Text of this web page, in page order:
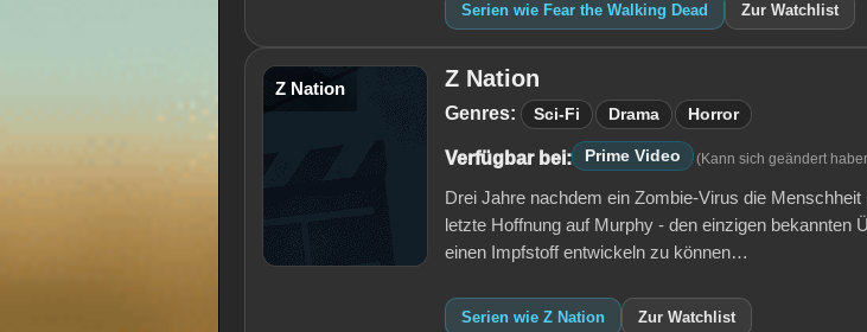
Serien wie Fear the Walking Dead Zur Watchlist
Z Nation Z Nation
Genres: Sci-Fi Drama Horror
Verfügbar bei: Prime Video (Kann sich geändert
Drei Jahre nachdem ein Zombie-Virus die
letzte Hoffnung auf Murphy - den einzigen
einen Impfstoff entwickeln zu können…
Serien wie Z Nation Zur Watchlist